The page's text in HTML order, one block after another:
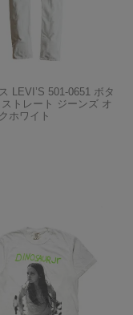
LEVI’S 501-0651 ボタ
トレート ジーンズ オ
ホワイト